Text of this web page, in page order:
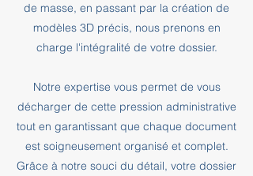
de masse, en passant par la création de
modèles 3D précis, nous prenons en
charge l'intégralité de votre dossier.
Notre expertise vous permet de vous
décharger de cette pression administrative
tout en garantissant que chaque document
est soigneusement organisé et complet.
Grâce à notre souci du détail, votre dossier